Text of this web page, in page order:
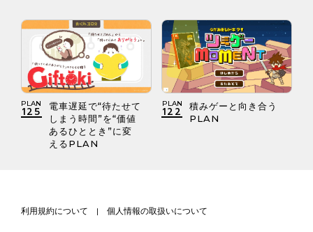
PLAN
125
電車遅延で“待たせて
しまう時間”を“価値
あるひととき”に変
えるPLAN
PLAN
122
積みゲーと向き合う
PLAN
利用規約について | 個人情報の取扱いについて